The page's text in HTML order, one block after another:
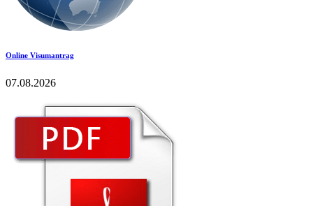
Online Visumantrag
07.08.2026